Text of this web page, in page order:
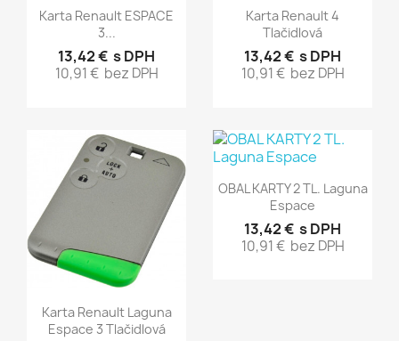
Rýchly náhľad
Karta Renault ESPACE
3...
13,42 € s DPH
10,91 € bez DPH
Rýchly náhľad
Karta Renault 4
Tlačidlová
13,42 € s DPH
10,91 € bez DPH
Rýchly náhľad
Karta Renault Laguna
Espace 3 Tlačidlová
Rýchly náhľad
OBAL KARTY 2 TL. Laguna
Espace
13,42 € s DPH
10,91 € bez DPH